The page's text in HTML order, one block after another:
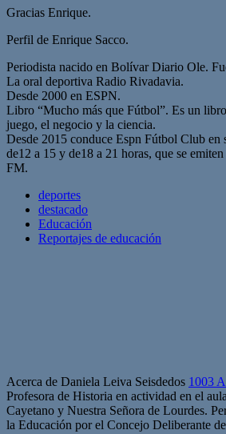
Gracias Enrique.
Perfil de Enrique Sacco.
Periodista nacido en Bolívar Diario Ole.
La oral deportiva Radio Rivadavia.
Desde 2000 en ESPN.
Libro “Mucho más que Fútbol”. Es un
juego, el negocio y la ciencia.
Desde 2015 conduce Espn Fútbol Club en
de12 a 15 y de18 a 21 horas, que se
FM.
deportes
destacado
Educación
Reportajes de educación
Acerca de Daniela Leiva Seisdedos 1003
Profesora de Historia en actividad en el
Cayetano y Nuestra Señora de Lourdes.
la Educación por el Concejo Deliberante